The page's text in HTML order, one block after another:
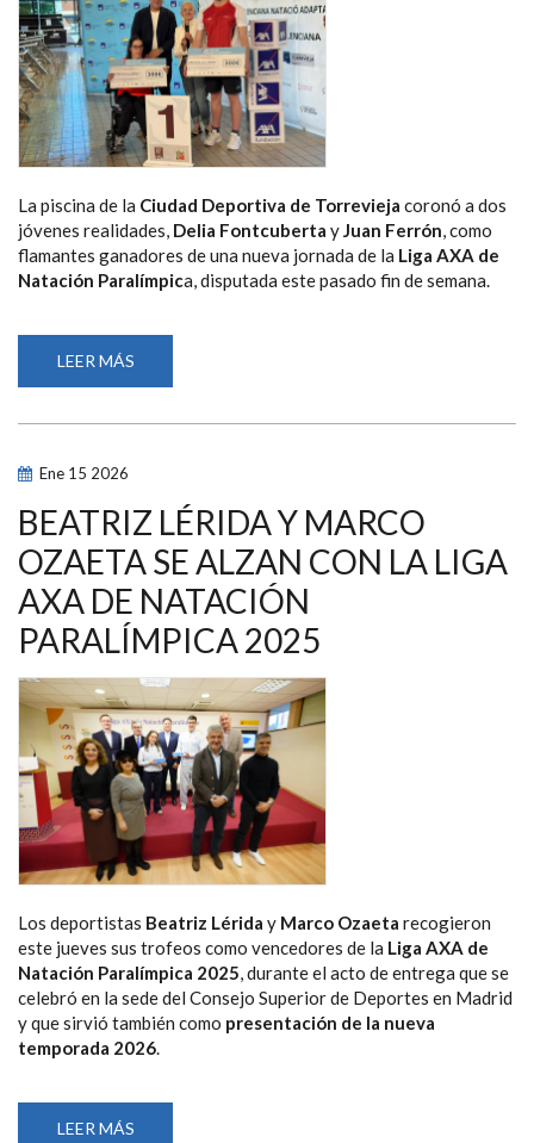
La piscina de la Ciudad Deportiva de Torrevieja coronó a dos
jóvenes realidades, Delia Fontcuberta yJuan Ferrón, como
flamantes ganadores de una nueva jornada de la Liga AXA de
Natación Paralímpica, disputada este pasado fin de semana.
LEER MÁS
FONTCUBERTA
JUAN
MEDALLISTAS
PARALÍMPICOS
LA
TERCERA
JORNADA
DE
LA
LIGA
DE
NATACIÓN
Ene 15 2026
BEATRIZ LÉRIDA Y MARCO
OZAETA SE ALZAN CON LA LIGA
AXA DE NATACIÓN
PARALÍMPICA 2025
Los deportistas Beatriz Lérida y Marco Ozaeta recogieron
este jueves sus trofeos como vencedores de la Liga AXA de
Natación Paralímpica 2025, durante el acto de entrega que se
celebró en la sede del Consejo Superior de Deportes en Madrid
y que sirvió también como presentación de la nueva
temporada 2026.
LEER MÁS